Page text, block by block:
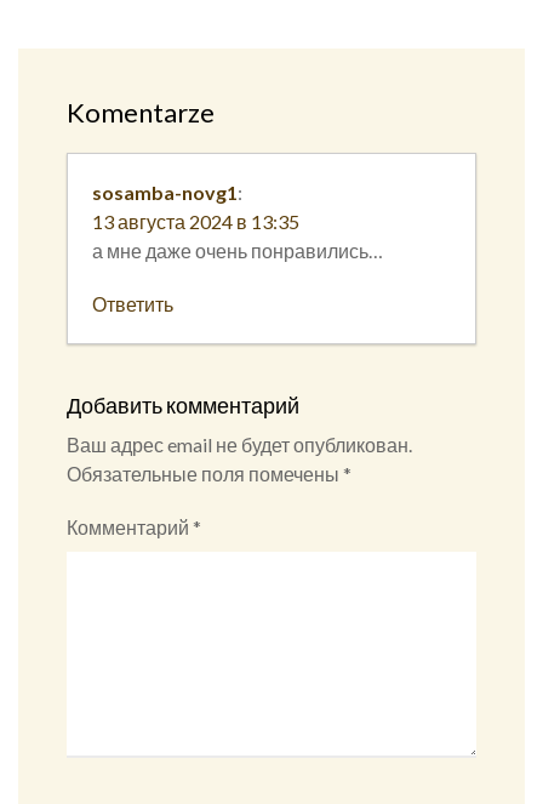
Komentarze
sosamba-novg1 :
13 августа 2024 в 13:35
а мне даже очень понравились…
Ответить
Добавить комментарий
Ваш адрес email не будет опубликован.
Обязательные поля помечены *
Комментарий *